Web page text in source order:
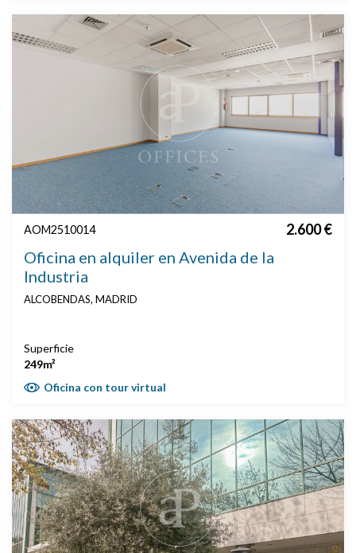
AOM2510014 2.600 €
Oficina en alquiler en Avenida de la
Industria
ALCOBENDAS, MADRID
Superficie
249m²
Oficina con tour virtual